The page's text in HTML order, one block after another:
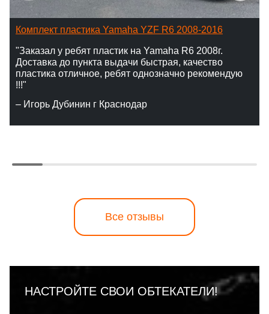
Комплект пластика Yamaha YZF R6 2008-2016
"Заказал у ребят пластик на Yamaha R6 2008г.
Доставка до пункта выдачи быстрая, качество
пластика отличное, ребят однозначно рекомендую
!!!"
– Игорь Дубинин г Краснодар
Все отзывы
НАСТРОЙТЕ СВОИ ОБТЕКАТЕЛИ!